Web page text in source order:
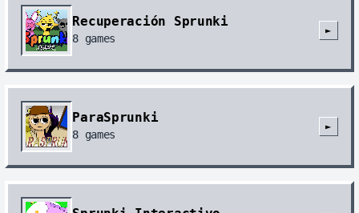
Recuperación Sprunki
8 games
►
ParaSprunki
8 games
►